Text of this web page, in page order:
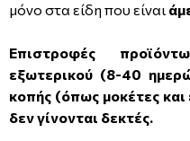
μόνο στα είδη που είναι
Επιστροφές
εξωτερικού (8-40
κοπής (όπως μοκέτες
δεν γίνονται δεκτές.